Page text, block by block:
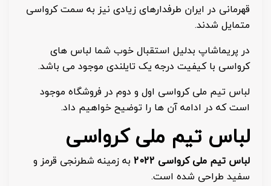
قهرمانی در ایران طرفدارهای زیادی نیز به سمت کرواسی
متمایل شدند.
در پریماشاپ بدلیل استقبال خوب شما لباس های
کرواسی با کیفیت درجه یک تایلندی موجود می باشد.
لباس تیم ملی کرواسی اول و دوم در فروشگاه موجود
است که در ادامه آن ها را توضیح خواهیم داد.
لباس تیم ملی کرواسی
لباس تیم ملی کرواسی 2022
به زمینه شطرنجی قرمز و
سفید طراحی شده است.